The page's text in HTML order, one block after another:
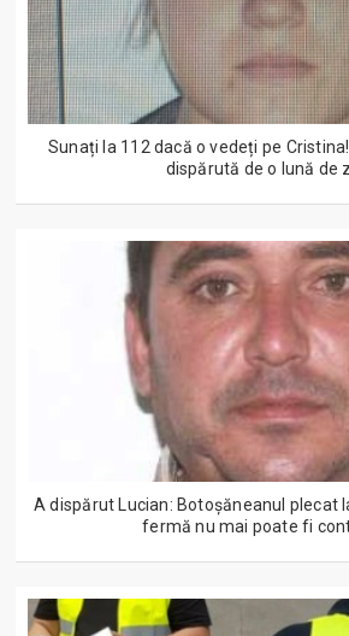
Sunați la 112 dacă o vedeți pe
dispărută de o lună de
A dispărut Lucian: Botoșăneanul plecat
fermă nu mai poate fi